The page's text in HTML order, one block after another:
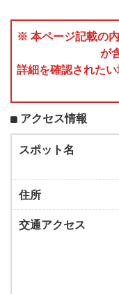
※ 本ページ記載の
が
詳細を確認された
アクセス情報
スポット名
住所
交通アクセス